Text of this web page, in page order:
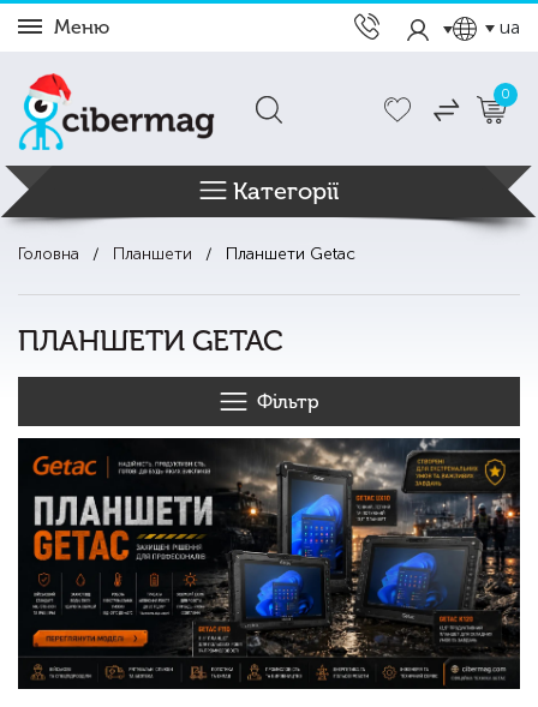
Меню ua
0
Категорії
Головна Планшети Планшети Getac
ПЛАНШЕТИ GETAC
Фільтр